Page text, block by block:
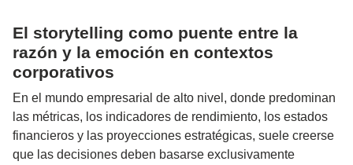
El storytelling como puente entre la
razón y la emoción en contextos
corporativos
En el mundo empresarial de alto nivel, donde predominan
las métricas, los indicadores de rendimiento, los estados
financieros y las proyecciones estratégicas, suele creerse
que las decisiones deben basarse exclusivamente